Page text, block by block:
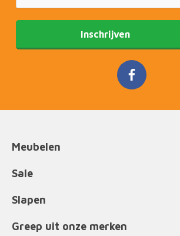
Inschrijven
Meubelen
Sale
Slapen
Greep uit onze merken